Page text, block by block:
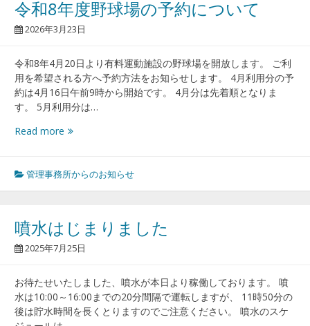
て
の
ら
せ
令和8年度野球場の予約について
2026年3月23日
令和8年4月20日より有料運動施設の野球場を開放します。 ご利
用を希望される方へ予約方法をお知らせします。 4月利用分の予
約は4月16日午前9時から開始です。 4月分は先着順となりま
す。 5月利用分は…
Read more 令
年
度
場
の
約
に
つ
い
管理事務所からのお知らせ
噴水はじまりました
2025年7月25日
お待たせいたしました、噴水が本日より稼働しております。 噴
水は10:00～16:00までの20分間隔で運転しますが、 11時50分の
後は貯水時間を長くとりますのでご注意ください。 噴水のスケ